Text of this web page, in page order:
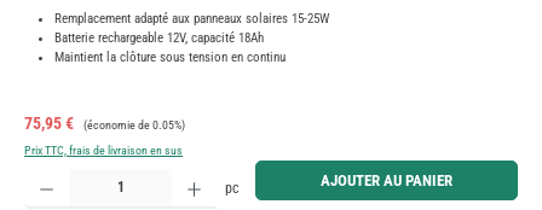
Remplacement adapté aux panneaux solaires 15-25W
Batterie rechargeable 12V, capacité 18Ah
Maintient la clôture sous tension en continu
Prix de vente :
75,95 € Prix régulier :
(économie de 0.05%)
Prix TTC, frais de livraison en sus
Quantité de produit : Entrez la quantité souhaitée ou utilisez les boutons pour augmenter ou
pc AJOUTER AU PANIER